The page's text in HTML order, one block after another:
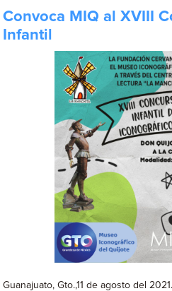
Convoca MIQ al XVIII
Infantil
Guanajuato, Gto.,11 de agosto del